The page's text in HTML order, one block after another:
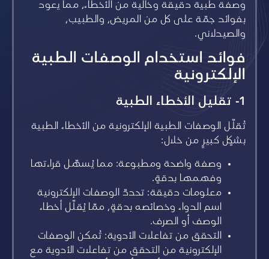
وصفة طبية دقيقة وخالية من الأخطاء، مما يعود
بفوائد جمّة على كل من المريض، والطبيب،
والصيدلاني.
فوائد استخدام الوصفات الطبية
الإلكترونية
1- تقليل الأخطاء الطبية
تُقلّل الوصفات الطبية الإلكترونية من الأخطاء الطبية
بشكلٍ كبيرٍ من خلال:
وصفة واضحة ومطبوعة: مما يُسهّل قراءتها
وفهمها بدقةٍ.
معلومات دقيقة: تحددّ الوصفات الإلكترونية
اسم الدواء وخصائصه بدقةٍ، ممّا يُقلّل أخطاء
الوصف أو الصرف.
التحقق من تفاعلات الأدوية: تُمكن الوصفات
الإلكترونية من التحقق من تفاعلات الأدوية مع